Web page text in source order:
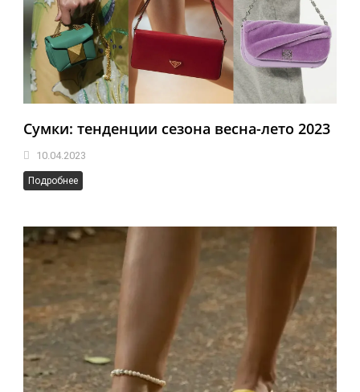
Сумки: тенденции сезона весна-лето 2023
10.04.2023
Подробнее